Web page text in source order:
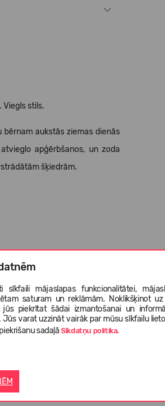
sīkfaili mājaslapas funkcionalitātei,
saturam un reklāmām. Noklikšķinot
jūs piekrītat šādai izmantošanai un
varat uzzināt vairāk par mūsu sīkfailu
sadaļāSīkdatņu politika.
Viegls stils.
aukstās ziemas dienās
apģērbšanos, un zoda
šķiedrām.